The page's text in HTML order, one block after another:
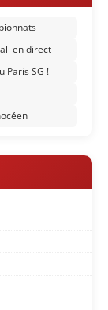
en direct
Paris SG !